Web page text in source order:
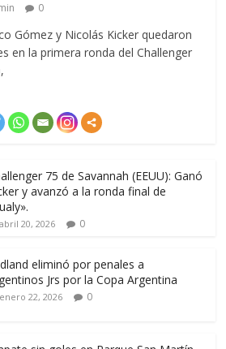
0
Gómez y Nicolás Kicker quedaron
en la primera ronda del Challenger
75 de Savannah (EEUU): Ganó
y avanzó a la ronda final de
abril 20, 2026 0
eliminó por penales a
Jrs por la Copa Argentina
enero 22, 2026 0